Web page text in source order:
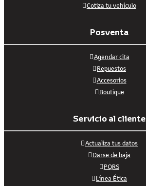
Cotiza tu vehículo
Posventa
Agendar cita
Repuestos
Accesorios
Boutique
Servicio al cliente
Actualiza tus datos
Darse de baja
PQRS
Línea Ética